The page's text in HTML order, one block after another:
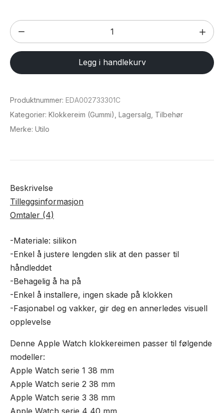
Klokkereim
med
silikonsøm
for
Watch
41
/
antall
Legg i handlekurv
Produktnummer: EDA002733301C
Kategorier: Klokkereim (Gummi) Lagersalg Tilbehør
Merke: Utilo
Beskrivelse
Tilleggsinformasjon
Omtaler (4)
-Materiale: silikon
-Enkel å justere lengden slik at den passer til
håndleddet
-Behagelig å ha på
-Enkel å installere, ingen skade på klokken
-Fasjonabel og vakker, gir deg en annerledes visuell
opplevelse
Denne Apple Watch klokkereimen passer til følgende
modeller:
Apple Watch serie 1 38 mm
Apple Watch serie 2 38 mm
Apple Watch serie 3 38 mm
Apple Watch serie 4 40 mm